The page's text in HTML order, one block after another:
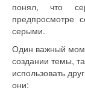
понял, что
предпросмотре
серыми.
Один важный
создании темы,
использовать
они: